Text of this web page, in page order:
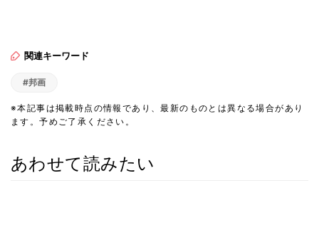
関連キーワード
#邦画
※本記事は掲載時点の情報であり、最新のものとは異なる場合があり
ます。予めご了承ください。
あわせて読みたい